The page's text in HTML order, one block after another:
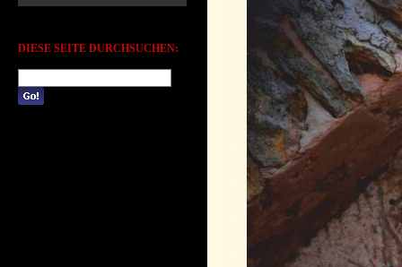
DIESE SEITE DURCHSUCHEN: